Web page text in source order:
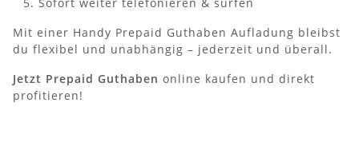
Mit einer Handy Prepaid Guthaben Aufladung bleibst
du flexibel und unabhängig – jederzeit und überall.
Jetzt Prepaid Guthaben online kaufen und direkt
profitieren!